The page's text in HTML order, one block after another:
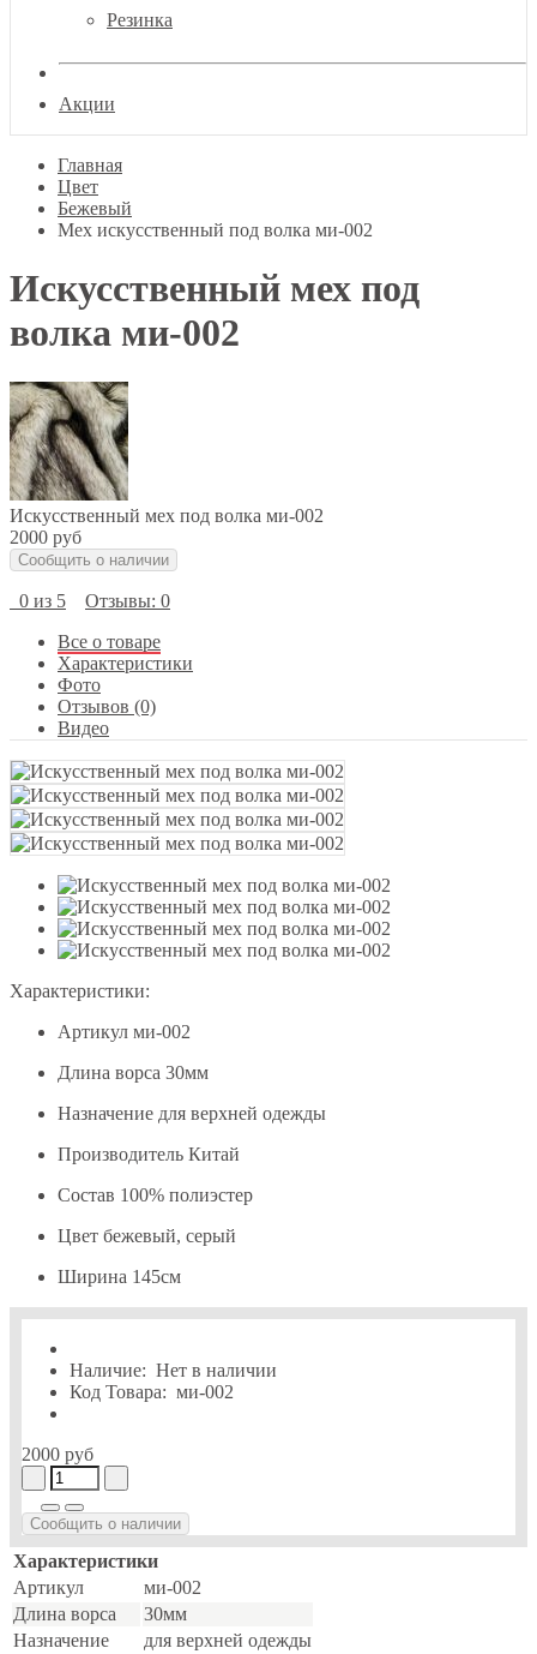
Резинка
Акции
Главная
Цвет
Бежевый
Мех искусственный под волка ми-002
Искусственный мех под
волка ми-002
Искусственный мех под волка ми-002
2000 руб
Сообщить о наличии
0 из 5
Отзывы: 0
Все о товаре
Характеристики
Фото
Отзывов (0)
Видео
Характеристики:
Артикул ми-002
Длина ворса 30мм
Назначение для верхней одежды
Производитель Китай
Состав 100% полиэстер
Цвет бежевый, серый
Ширина 145см
Наличие: Нет в наличии
Код Товара: ми-002
2000 руб
Сообщить о наличии
Характеристики
Артикул
ми-002
Длина ворса
30мм
Назначение
для верхней одежды